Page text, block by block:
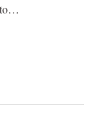
to…